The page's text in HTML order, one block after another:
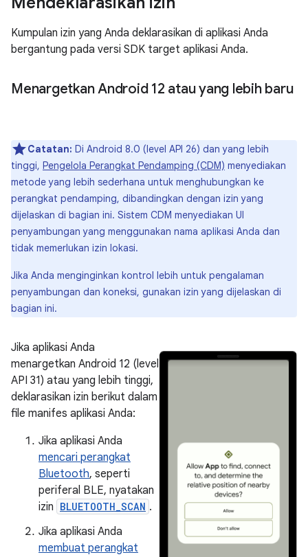
Kumpulan izin yang Anda deklarasikan di aplikasi Anda
bergantung pada versi SDK target aplikasi Anda.
Menargetkan Android 12 atau yang lebih baru
Catatan: Di Android 8.0 (level API 26) dan yang lebih
tinggi, Pengelola Perangkat Pendamping (CDM) menyediakan
metode yang lebih sederhana untuk menghubungkan ke
perangkat pendamping, dibandingkan dengan izin yang
dijelaskan di bagian ini. Sistem CDM menyediakan UI
penyambungan yang menggunakan nama aplikasi Anda dan
tidak memerlukan izin lokasi.
Jika Anda menginginkan kontrol lebih untuk pengalaman
penyambungan dan koneksi, gunakan izin yang dijelaskan di
bagian ini.
Jika aplikasi Anda
menargetkan Android 12 (level
API 31) atau yang lebih tinggi,
deklarasikan izin berikut dalam
file manifes aplikasi Anda:
Jika aplikasi Anda
mencari perangkat
Bluetooth, seperti
periferal BLE, nyatakan
izin BLUETOOTH_SCAN .
Jika aplikasi Anda
membuat perangkat